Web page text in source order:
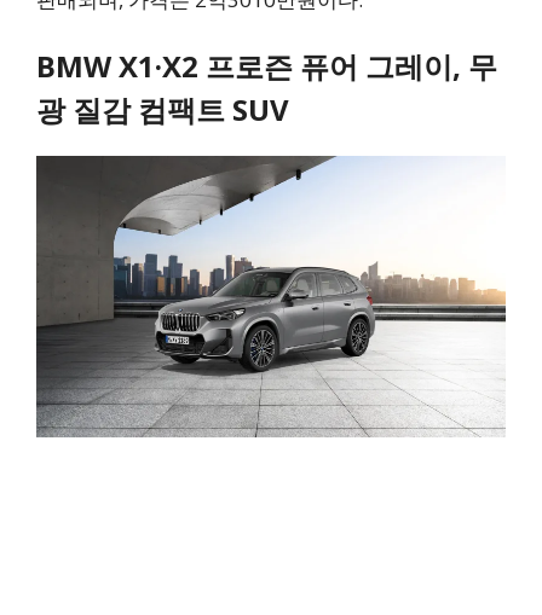
BMW X1·X2 프로즌 퓨어 그레이, 무
광 질감 컴팩트 SUV